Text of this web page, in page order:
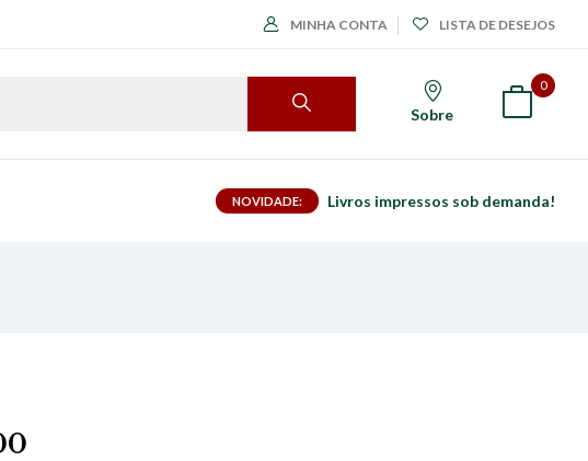
MINHA CONTA LISTA DE DESEJOS
Sobre
0
NOVIDADE: Livros impressos sob demanda!